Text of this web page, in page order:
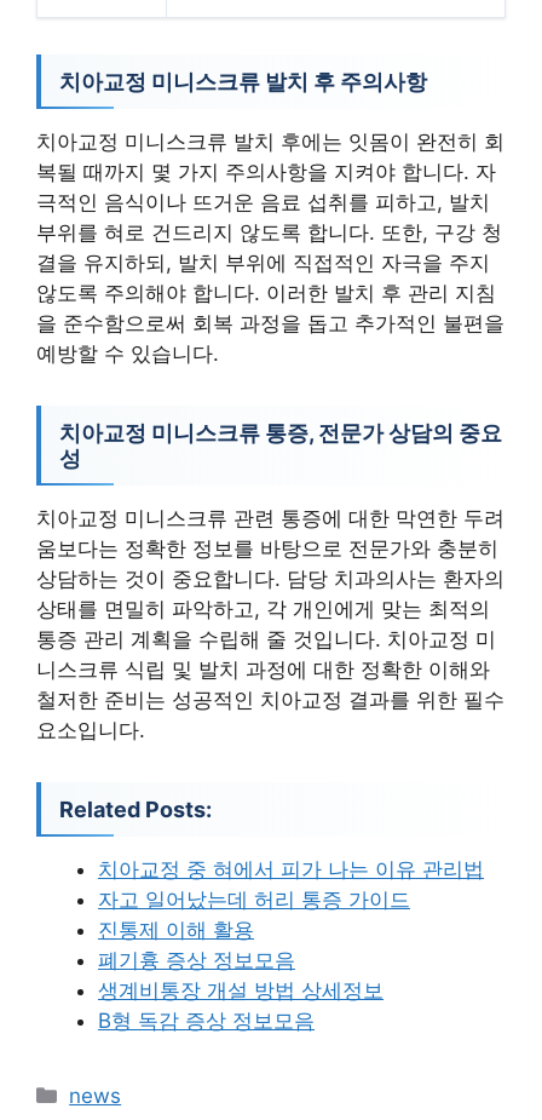
치아교정 미니스크류 발치 후 주의사항
치아교정 미니스크류 발치 후에는 잇몸이 완전히 회
복될 때까지 몇 가지 주의사항을 지켜야 합니다. 자
극적인 음식이나 뜨거운 음료 섭취를 피하고, 발치
부위를 혀로 건드리지 않도록 합니다. 또한, 구강 청
결을 유지하되, 발치 부위에 직접적인 자극을 주지
않도록 주의해야 합니다. 이러한 발치 후 관리 지침
을 준수함으로써 회복 과정을 돕고 추가적인 불편을
예방할 수 있습니다.
치아교정 미니스크류 통증, 전문가 상담의 중요
성
치아교정 미니스크류 관련 통증에 대한 막연한 두려
움보다는 정확한 정보를 바탕으로 전문가와 충분히
상담하는 것이 중요합니다. 담당 치과의사는 환자의
상태를 면밀히 파악하고, 각 개인에게 맞는 최적의
통증 관리 계획을 수립해 줄 것입니다. 치아교정 미
니스크류 식립 및 발치 과정에 대한 정확한 이해와
철저한 준비는 성공적인 치아교정 결과를 위한 필수
요소입니다.
Related Posts:
치아교정 중 혀에서 피가 나는 이유 관리법
자고 일어났는데 허리 통증 가이드
진통제 이해 활용
폐기흉 증상 정보모음
생계비통장 개설 방법 상세정보
B형 독감 증상 정보모음
카
news